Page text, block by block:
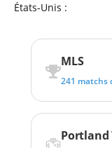
États-Unis :
MLS
241 matchs
Portland